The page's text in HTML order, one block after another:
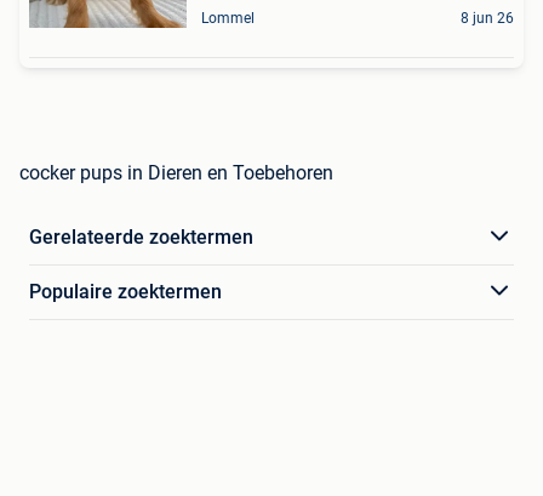
Lommel 8 jun 26
cocker pups in Dieren en Toebehoren
Gerelateerde zoektermen
Populaire zoektermen